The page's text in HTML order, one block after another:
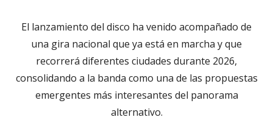
El lanzamiento del disco ha venido acompañado de
una gira nacional que ya está en marcha y que
recorrerá diferentes ciudades durante 2026,
consolidando a la banda como una de las propuestas
emergentes más interesantes del panorama
alternativo.